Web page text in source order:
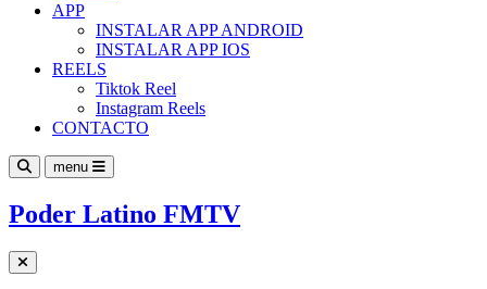
APP
INSTALAR APP ANDROID
INSTALAR APP IOS
REELS
Tiktok Reel
Instagram Reels
CONTACTO
menu
Poder Latino FMTV